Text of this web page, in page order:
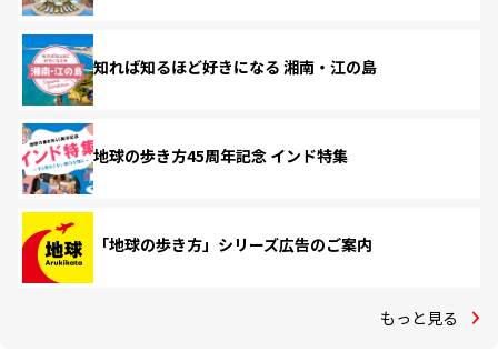
知れば知るほど好きになる 湘南・江の島
地球の歩き方45周年記念 インド特集
「地球の歩き方」シリーズ広告のご案内
もっと見る